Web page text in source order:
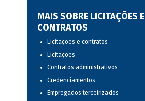
MAIS SOBRE LICITAÇÕES E
CONTRATOS
Licitações e contratos
Licitações
Contratos administrativos
Credenciamentos
Empregados terceirizados